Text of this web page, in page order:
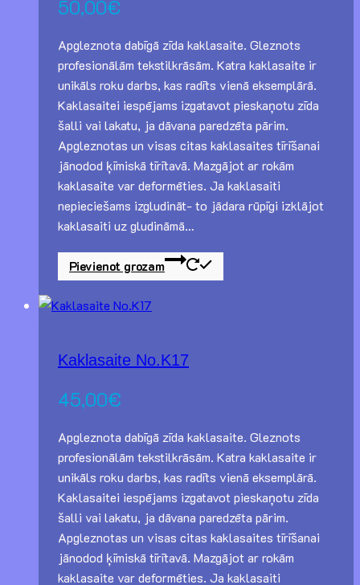
50,00€
Apgleznota dabīgā zīda kaklasaite. Gleznots
profesionālām tekstilkrāsām. Katra kaklasaite ir
unikāls roku darbs, kas radīts vienā eksemplārā.
Kaklasaitei iespējams izgatavot pieskaņotu zīda
šalli vai lakatu, ja dāvana paredzēta pārim.
Apgleznotas un visas citas kaklasaites tīrīšanai
jānodod ķīmiskā tīrītavā. Mazgājot ar rokām
kaklasaite var deformēties. Ja kaklasaiti
nepieciešams izgludināt- to jādara rūpīgi izklājot
kaklasaiti uz gludināmā…
Pievienot grozam
Kaklasaite No.K17
45,00€
Apgleznota dabīgā zīda kaklasaite. Gleznots
profesionālām tekstilkrāsām. Katra kaklasaite ir
unikāls roku darbs, kas radīts vienā eksemplārā.
Kaklasaitei iespējams izgatavot pieskaņotu zīda
šalli vai lakatu, ja dāvana paredzēta pārim.
Apgleznotas un visas citas kaklasaites tīrīšanai
jānodod ķīmiskā tīrītavā. Mazgājot ar rokām
kaklasaite var deformēties. Ja kaklasaiti